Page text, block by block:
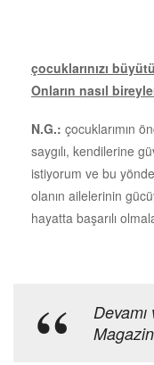
çocuklarınızı
Onların nasıl
N.G.: çocuklarımın
saygılı, kendilerine
istiyorum ve bu
olanın ailelerinin
hayatta başarılı